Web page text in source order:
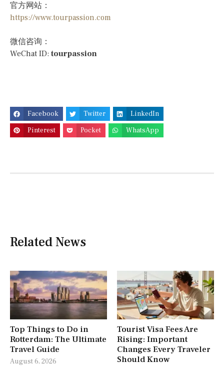
官方网站：
https://www.tourpassion.com
微信咨询：
WeChat ID: tourpassion
Facebook Twitter
LinkedIn
Pinterest
Pocket WhatsApp
Related News
Top Things to Do in
Rotterdam: The Ultimate
Travel Guide
August 6, 2026
Tourist Visa Fees Are
Rising: Important
Changes Every Traveler
Should Know